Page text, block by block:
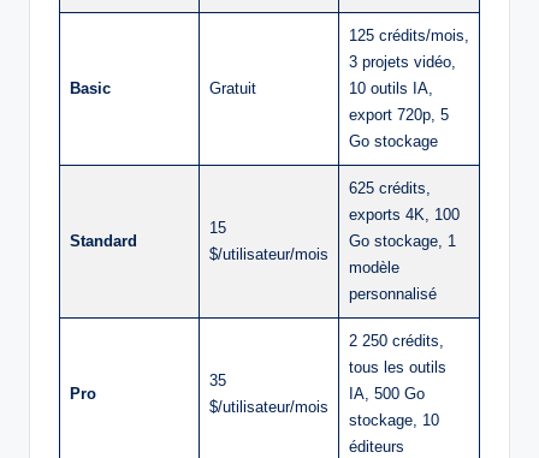
Basic Gratuit
125 crédits/mois,
3 projets vidéo,
10 outils IA,
export 720p, 5
Go stockage
Standard
15
$/utilisateur/mois
625 crédits,
exports 4K, 100
Go stockage, 1
modèle
personnalisé
Pro
35
$/utilisateur/mois
2 250 crédits,
tous les outils
IA, 500 Go
stockage, 10
éditeurs